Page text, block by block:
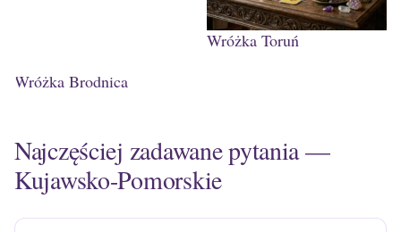
Wróżka Toruń
Wróżka Brodnica
Najczęściej zadawane pytania —
Kujawsko-Pomorskie